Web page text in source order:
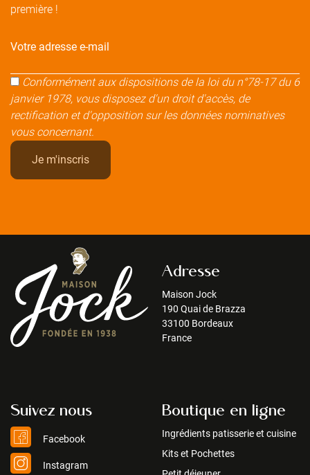
première !
Votre adresse e-mail
Conformément aux dispositions de la loi du n°78-17 du 6
janvier 1978, vous disposez d'un droit d'accès, de
rectification et d'opposition sur les données nominatives
vous concernant.
Adresse
Maison Jock
190 Quai de Brazza
33100 Bordeaux
France
Boutique en ligne
Ingrédients patisserie et cuisine
Kits et Pochettes
Suivez nous
Facebook
Instagram